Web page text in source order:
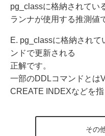
pg_classに格納されてい
ランナが使用する推測値
E. pg_classに格納され
ンドで更新される
正解です。
一部のDDLコマンドとは
CREATE INDEXなどを指
その